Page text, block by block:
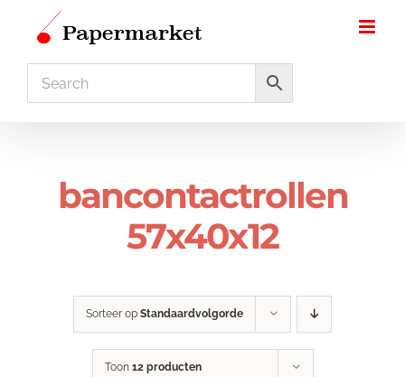
bancontactrollen
57x40x12
Sorteer op Standaardvolgorde
Toon 12 producten